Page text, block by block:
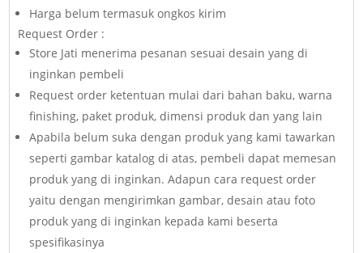
Harga belum termasuk ongkos kirim
Request Order :
Store Jati menerima pesanan sesuai desain yang di
inginkan pembeli
Request order ketentuan mulai dari bahan baku, warna
finishing, paket produk, dimensi produk dan yang lain
Apabila belum suka dengan produk yang kami tawarkan
seperti gambar katalog di atas, pembeli dapat memesan
produk yang di inginkan. Adapun cara request order
yaitu dengan mengirimkan gambar, desain atau foto
produk yang di inginkan kepada kami beserta
spesifikasinya